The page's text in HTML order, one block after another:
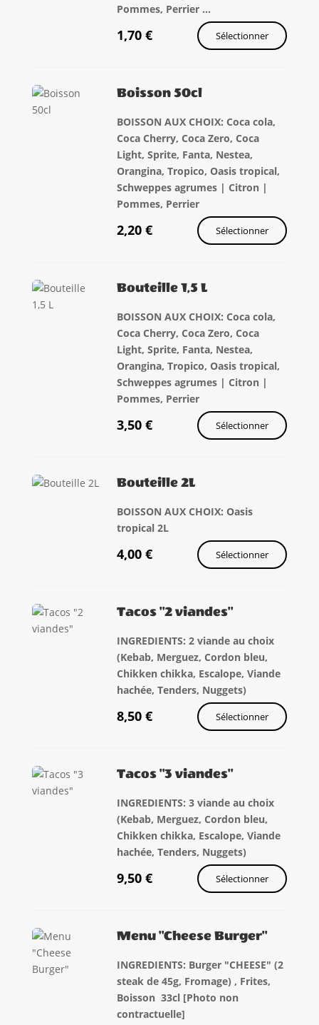
Pommes, Perrier ...
1,70 € Sélectionner
Boisson 50cl
BOISSON AUX CHOIX: Coca cola,
Coca Cherry, Coca Zero, Coca
Light, Sprite, Fanta, Nestea,
Orangina, Tropico, Oasis tropical,
Schweppes agrumes | Citron |
Pommes, Perrier
2,20 € Sélectionner
Bouteille 1,5 L
BOISSON AUX CHOIX: Coca cola,
Coca Cherry, Coca Zero, Coca
Light, Sprite, Fanta, Nestea,
Orangina, Tropico, Oasis tropical,
Schweppes agrumes | Citron |
Pommes, Perrier
3,50 € Sélectionner
Bouteille 2L
BOISSON AUX CHOIX: Oasis
tropical 2L
4,00 € Sélectionner
Tacos "2 viandes"
INGREDIENTS: 2 viande au choix
(Kebab, Merguez, Cordon bleu,
Chikken chikka, Escalope, Viande
hachée, Tenders, Nuggets)
8,50 € Sélectionner
Tacos "3 viandes"
INGREDIENTS: 3 viande au choix
(Kebab, Merguez, Cordon bleu,
Chikken chikka, Escalope, Viande
hachée, Tenders, Nuggets)
9,50 € Sélectionner
Menu "Cheese Burger"
INGREDIENTS: Burger "CHEESE" (2
steak de 45g, Fromage) , Frites,
Boisson 33cl [Photo non
contractuelle]